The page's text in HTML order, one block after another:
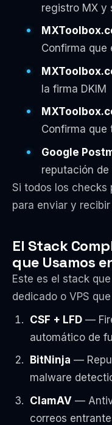
registro MX y
Confirma que
la firma DKIM
Confirma que
Google
reputación de
Si todos los checks
para enviar y
El Stack
que Usamos
Este es el stack
dedicado o VPS
CSF + LFD—
automático de
BitNinja —
malware
ClamAV—
correos